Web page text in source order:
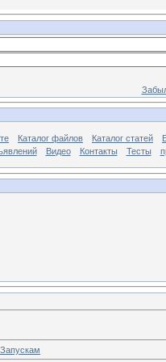
Каталог файлов Каталог статей
Видео Контакты Тесты
Запускам